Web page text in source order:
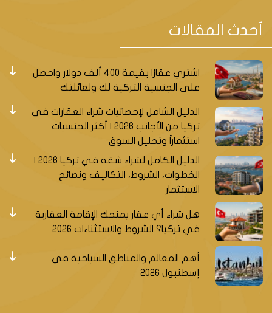
أحدث المقالات
اشتري عقارًا بقيمة 400 ألف دولار واحصل
على الجنسية التركية لك ولعائلتك
الدليل الشامل لإحصائيات شراء العقارات في
تركيا من الأجانب 2026 | أكثر الجنسيات
استثماراً وتحليل السوق
الخطوات، الشروط، التكاليف ونصائح
الاستثمار
هل شراء أي عقار يمنحك الإقامة العقارية
في تركيا؟ الشروط والاستثناءات 2026
أهم المعالم والمناطق السياحية في
إسطنبول 2026